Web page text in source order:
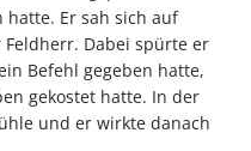
hatte. Er sah sich auf
Dabei spürte er
Befehl gegeben hatte,
gekostet hatte. In der
und er wirkte danach